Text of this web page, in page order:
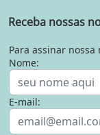
Receba nossas
Para assinar
Nome:
E-mail: